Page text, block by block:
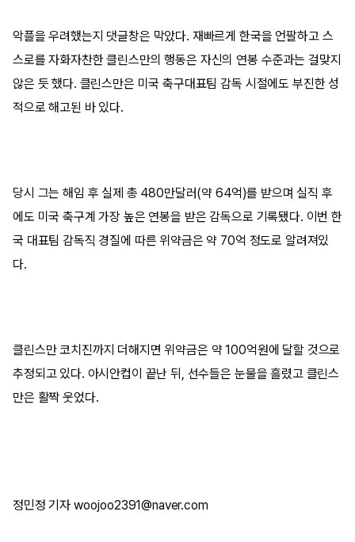
악플을 우려했는지 댓글창은 막았다. 재빠르게 한국을 언팔하고 스
스로를 자화자찬한 클린스만의 행동은 자신의 연봉 수준과는 걸맞지
않은 듯 했다. 클린스만은 미국 축구대표팀 감독 시절에도 부진한 성
적으로 해고된 바 있다.
당시 그는 해임 후 실제 총 480만달러(약 64억)를 받으며 실직 후
에도 미국 축구계 가장 높은 연봉을 받은 감독으로 기록됐다. 이번 한
국 대표팀 감독직 경질에 따른 위약금은 약 70억 정도로 알려져있
다.
클린스만 코치진까지 더해지면 위약금은 약 100억원에 달할 것으로
추정되고 있다. 아시안컵이 끝난 뒤, 선수들은 눈물을 흘렸고 클린스
만은 활짝 웃었다.
정민정 기자 woojoo2391@naver.com